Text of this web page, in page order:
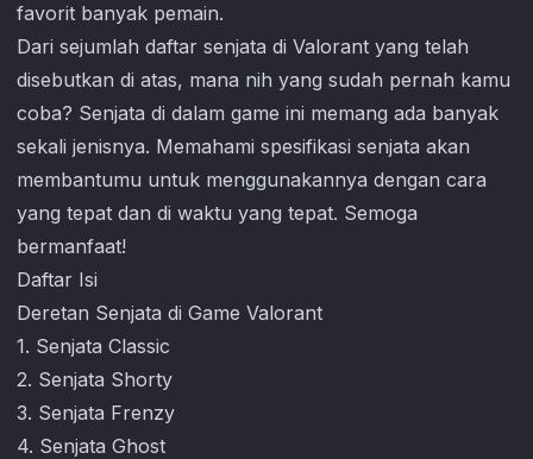
favorit banyak pemain.
Dari sejumlah daftar senjata di Valorant yang telah
disebutkan di atas, mana nih yang sudah pernah kamu
coba? Senjata di dalam game ini memang ada banyak
sekali jenisnya. Memahami spesifikasi senjata akan
membantumu untuk menggunakannya dengan cara
yang tepat dan di waktu yang tepat. Semoga
bermanfaat!
Daftar Isi
Deretan Senjata di Game Valorant
1. Senjata Classic
2. Senjata Shorty
3. Senjata Frenzy
4. Senjata Ghost